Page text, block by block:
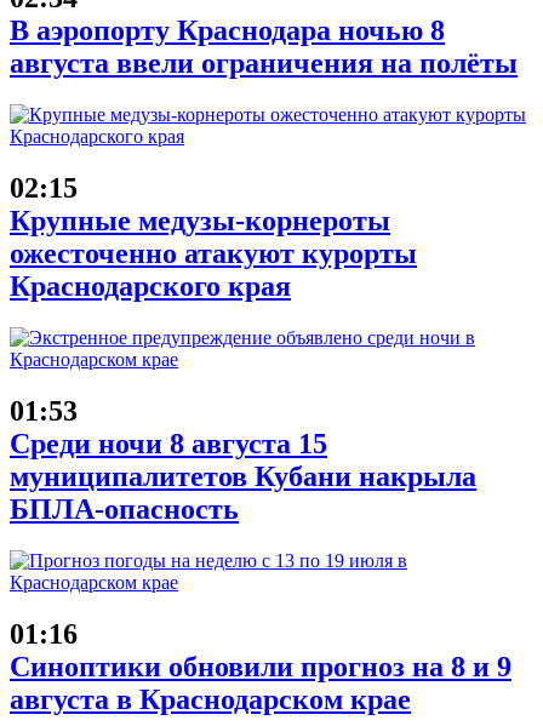
В аэропорту Краснодара ночью 8
августа ввели ограничения на полёты
02:15
Крупные медузы-корнероты
ожесточенно атакуют курорты
Краснодарского края
01:53
Среди ночи 8 августа 15
муниципалитетов Кубани накрыла
БПЛА-опасность
01:16
Синоптики обновили прогноз на 8 и 9
августа в Краснодарском крае